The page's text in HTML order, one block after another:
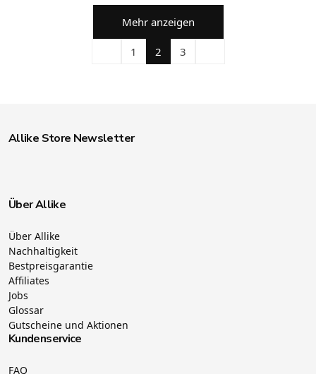
Mehr anzeigen
1 2 3
Allike Store Newsletter
Über Allike
Über Allike
Nachhaltigkeit
Bestpreisgarantie
Affiliates
Jobs
Glossar
Gutscheine und Aktionen
Kundenservice
FAQ